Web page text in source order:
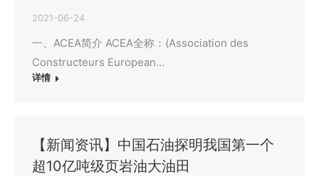
2021-06-24
一、ACEA简介 ACEA全称：(Association des
Constructeurs European…
详情
【新闻资讯】中国石油探明我国第一个
超10亿吨级页岩油大油田